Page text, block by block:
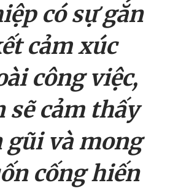
có sự gắn
cảm xúc
công việc,
sẽ cảm thấy
gũi và mong
cống hiến